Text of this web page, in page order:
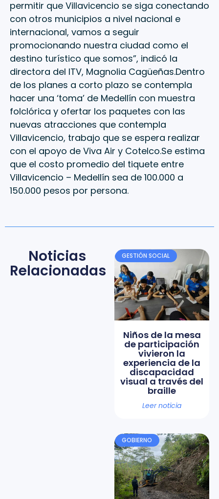
permitir que Villavicencio se siga conectando
con otros municipios a nivel nacional e
internacional, vamos a seguir
promocionando nuestra ciudad como el
destino turístico que somos”, indicó la
directora del ITV, Magnolia Cagüeñas.Dentro
de los planes a corto plazo se contempla
hacer una ‘toma’ de Medellín con muestra
folclórica y ofertar los paquetes con las
nuevas atracciones que contempla
Villavicencio, trabajo que se espera realizar
con el apoyo de Viva Air y Cotelco.Se estima
que el costo promedio del tiquete entre
Villavicencio – Medellín sea de 100.000 a
150.000 pesos por persona.
Noticias
Relacionadas
GESTIÓN SOCIAL
Niños de la mesa
de participación
vivieron la
experiencia de la
discapacidad
visual a través del
braille
Leer noticia
GOBIERNO